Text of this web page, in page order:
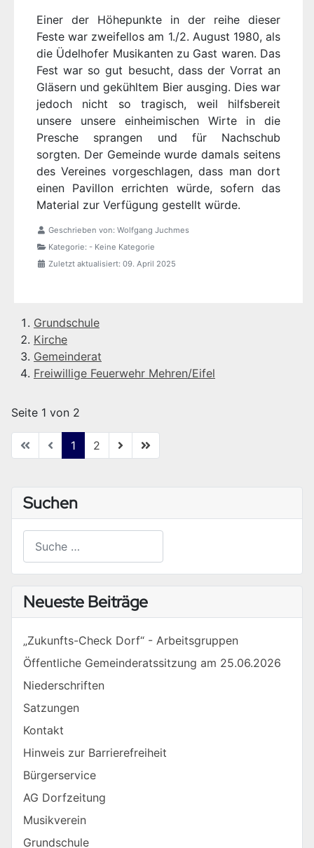
Einer der Höhepunkte in der reihe dieser
Feste war zweifellos am 1./2. August 1980, als
die Üdelhofer Musikanten zu Gast waren. Das
Fest war so gut besucht, dass der Vorrat an
Gläsern und gekühltem Bier ausging. Dies war
jedoch nicht so tragisch, weil hilfsbereit
unsere unsere einheimischen Wirte in die
Presche sprangen und für Nachschub
sorgten. Der Gemeinde wurde damals seitens
des Vereines vorgeschlagen, dass man dort
einen Pavillon errichten würde, sofern das
Material zur Verfügung gestellt würde.
Geschrieben von: Wolfgang Juchmes
Kategorie: - Keine Kategorie
Zuletzt aktualisiert: 09. April 2025
Grundschule
Kirche
Gemeinderat
Freiwillige Feuerwehr Mehren/Eifel
Seite 1 von 2
1 2
Suchen
Neueste Beiträge
„Zukunfts-Check Dorf“ - Arbeitsgruppen
Öffentliche Gemeinderatssitzung am 25.06.2026
Niederschriften
Satzungen
Kontakt
Hinweis zur Barrierefreiheit
Bürgerservice
AG Dorfzeitung
Musikverein
Grundschule